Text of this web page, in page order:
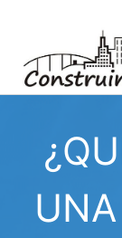
contenido